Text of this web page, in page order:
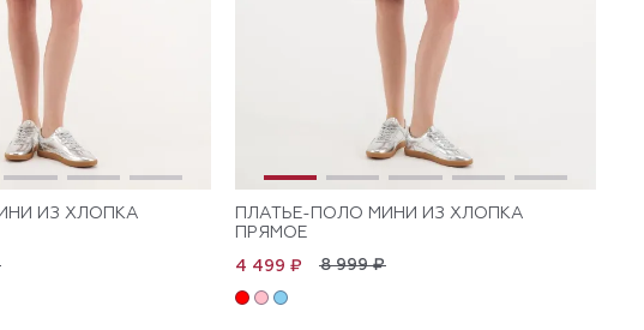
ИЗ ХЛОПКА
ПЛАТЬЕ-ПОЛО МИНИ ИЗ ХЛОПКА
ПРЯМОЕ
8 999 ₽
4 499 ₽